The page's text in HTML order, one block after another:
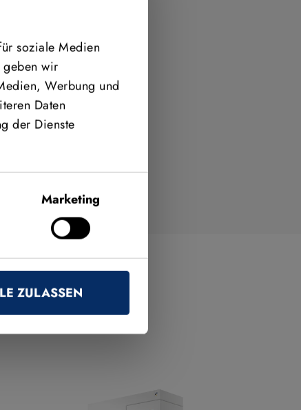
soziale Medien
geben wir
Werbung und
Daten
der Dienste
Marketing
ZULASSEN